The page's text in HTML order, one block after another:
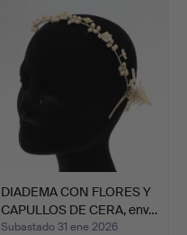
DIADEMA CON FLORES Y
CAPULLOS DE CERA, env…
Subastado 31 ene 2026